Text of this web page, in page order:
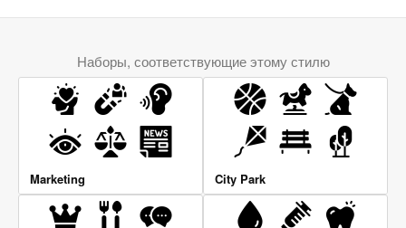
Наборы, соответствующие этому стилю
Marketing City Park